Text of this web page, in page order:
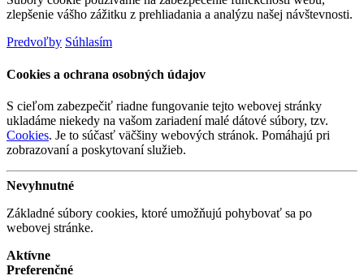
zlepšenie vášho zážitku z prehliadania a analýzu našej návštevnosti.
Predvoľby Súhlasím
Cookies a ochrana osobných údajov
S cieľom zabezpečiť riadne fungovanie tejto webovej stránky
ukladáme niekedy na vašom zariadení malé dátové súbory, tzv.
Cookies. Je to súčasť väčšiny webových stránok. Pomáhajú pri
zobrazovaní a poskytovaní služieb.
Nevyhnutné
Základné súbory cookies, ktoré umožňujú pohybovať sa po
webovej stránke.
Aktívne
Preferenčné